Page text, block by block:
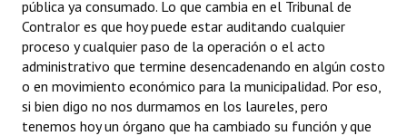
pública ya consumado. Lo que cambia en el Tribunal de
Contralor es que hoy puede estar auditando cualquier
proceso y cualquier paso de la operación o el acto
administrativo que termine desencadenando en algún costo
o en movimiento económico para la municipalidad. Por eso,
si bien digo no nos durmamos en los laureles, pero
tenemos hoy un órgano que ha cambiado su función y que